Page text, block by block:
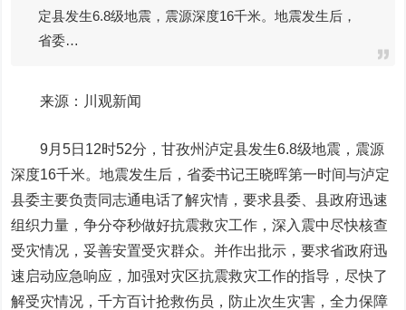
定县发生6.8级地震，震源深度16千米。地震发生后，
省委…
来源：川观新闻
9月5日12时52分，甘孜州泸定县发生6.8级地震，震源
深度16千米。地震发生后，省委书记王晓晖第一时间与泸定
县委主要负责同志通电话了解灾情，要求县委、县政府迅速
组织力量，争分夺秒做好抗震救灾工作，深入震中尽快核查
受灾情况，妥善安置受灾群众。并作出批示，要求省政府迅
速启动应急响应，加强对灾区抗震救灾工作的指导，尽快了
解受灾情况，千方百计抢救伤员，防止次生灾害，全力保障